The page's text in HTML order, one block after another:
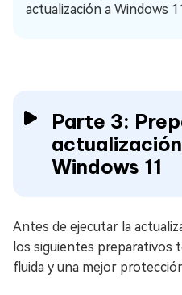
actualización a Windows
Parte 3:
Windows 11
Antes de ejecutar la
los siguientes preparativos
fluida y una mejor